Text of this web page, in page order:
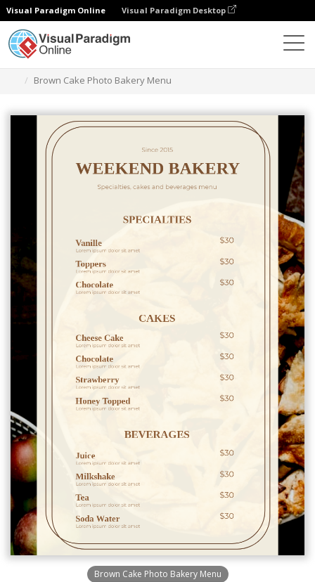
Visual Paradigm Online Visual Paradigm Desktop
Brown Cake Photo Bakery Menu
Brown Cake Photo Bakery Menu